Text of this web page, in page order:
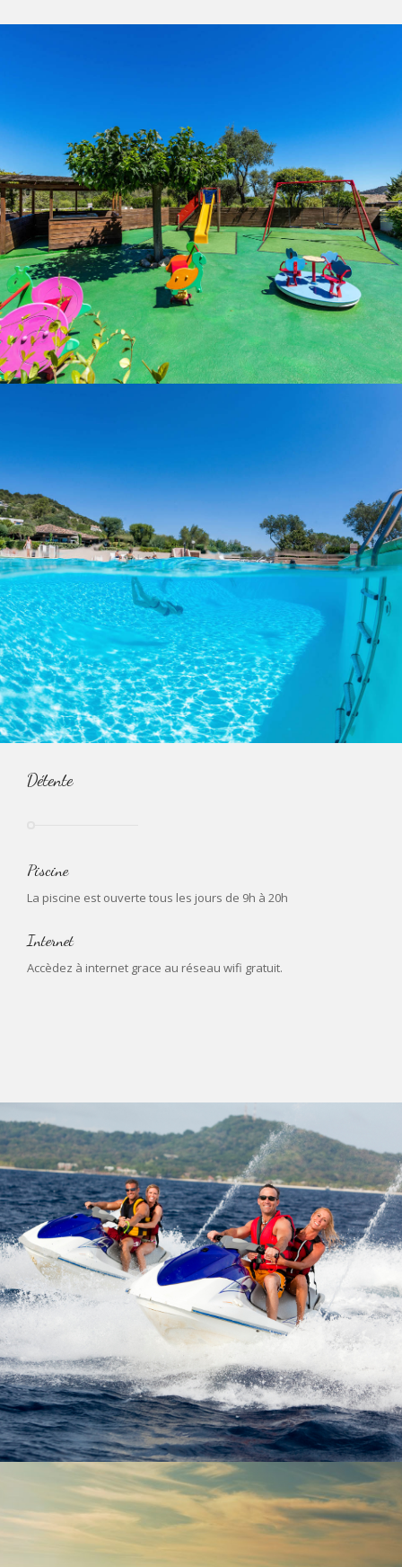
Détente
Piscine
La piscine est ouverte tous les jours de 9h à 20h
Internet
Accèdez à internet grace au réseau wifi gratuit.